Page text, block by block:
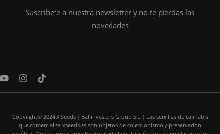
Suscríbete a nuestra newsletter y no te pierdas las
novedades
Y
u
I
s
g
r
T
k
o
k
Copyright© 2024 X Seeds | Ballinvestors Group S.L | Las semillas de cannabis
que comercializa xseeds.es son objetos de coleccionismo y preservación